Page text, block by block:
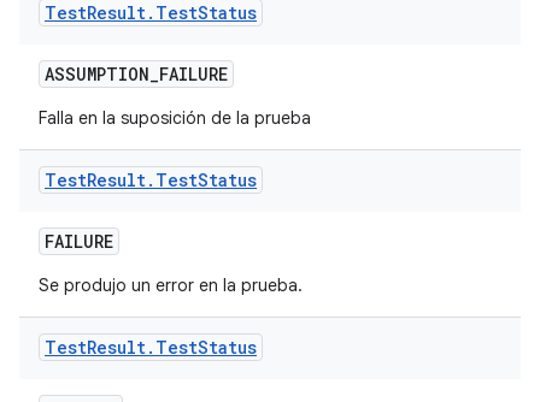
TestResult. TestStatus
ASSUMPTION_FAILURE
Falla en la suposición de la prueba
TestResult. TestStatus
FAILURE
Se produjo un error en la prueba.
TestResult. TestStatus